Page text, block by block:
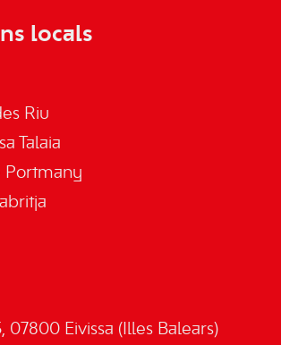
locals
Riu
Talaia
Portmany
07800 Eivissa (Illes Balears)